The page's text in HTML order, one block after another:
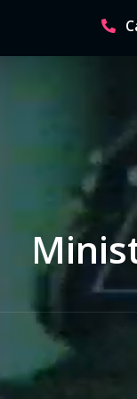
content